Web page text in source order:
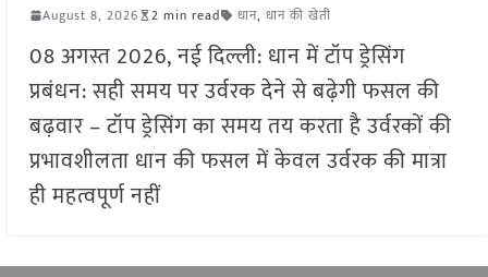
August 8, 2026 2 min read धान, धान की खेती
08 अगस्त 2026, नई दिल्ली: धान में टॉप ड्रेसिंग
प्रबंधन: सही समय पर उर्वरक देने से बढ़ेगी फसल की
बढ़वार – टॉप ड्रेसिंग का समय तय करता है उर्वरकों की
प्रभावशीलता धान की फसल में केवल उर्वरक की मात्रा
ही महत्वपूर्ण नहीं